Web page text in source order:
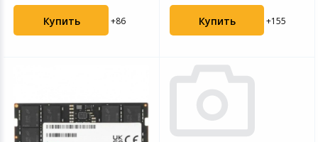
Купить +86 Купить +155